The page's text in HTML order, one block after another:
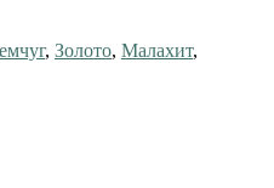
, Золото, Малахит,